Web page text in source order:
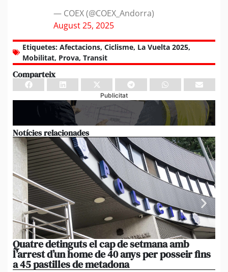
— COEX (@COEX_Andorra)
August 25, 2025
Etiquetes: Afectacions, Ciclisme, La Vuelta 2025,
Mobilitat, Prova, Transit
Comparteix
Publicitat
Notícies relacionades
Quatre detinguts el cap de setmana amb
l’arrest d’un home de 40 anys per posseir fins
a 45 pastilles de metadona